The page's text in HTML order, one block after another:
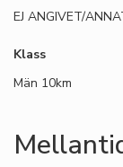
EJ ANGIVET/
Klass
Män 10km